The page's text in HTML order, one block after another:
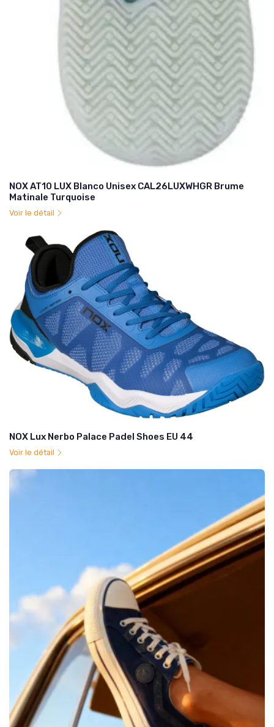
NOX AT10 LUX Blanco Unisex CAL26LUXWHGR Brume
Matinale Turquoise
Voir le détail
NOX Lux Nerbo Palace Padel Shoes EU 44
Voir le détail